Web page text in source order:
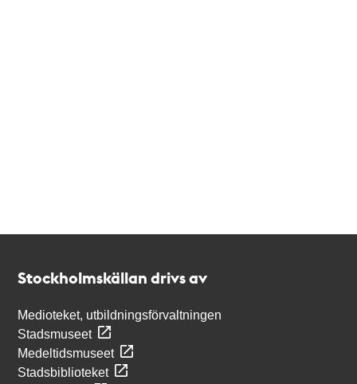
Stockholmskällan drivs av
Medioteket, utbildningsförvaltningen
Stadsmuseet
Medeltidsmuseet
Stadsbiblioteket